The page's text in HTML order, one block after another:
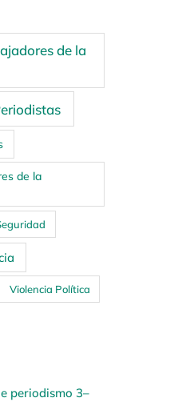
de la
de la
Violencia Política
periodismo 3–